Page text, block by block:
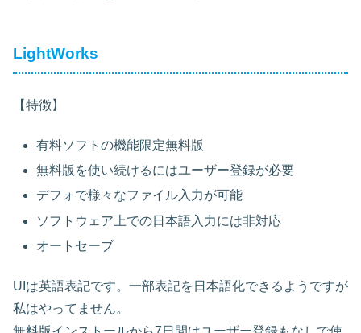
LightWorks
【特徴】
有料ソフトの機能限定無料版
無料版を使い続けるにはユーザー登録が必要
デフォで様々なファイル入力が可能
ソフトウェア上での日本語入力には非対応
オートセーブ
UIは英語表記です。一部表記を日本語化できるようですが
私はやってません。